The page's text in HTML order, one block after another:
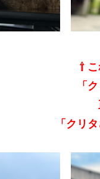
⇧
「
「クリ